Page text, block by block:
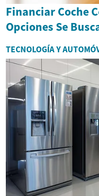
Financiar Coche
Opciones Se
TECNOLOGÍA Y